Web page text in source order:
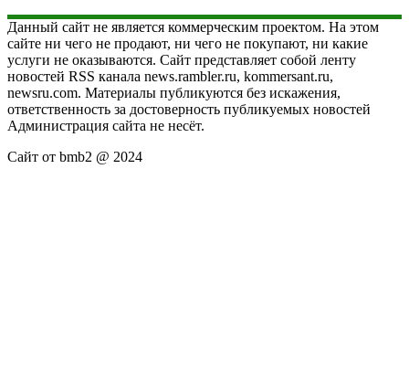
Данный сайт не является коммерческим проектом. На этом
сайте ни чего не продают, ни чего не покупают, ни какие
услуги не оказываются. Сайт представляет собой ленту
новостей RSS канала news.rambler.ru, kommersant.ru,
newsru.com. Материалы публикуются без искажения,
ответственность за достоверность публикуемых новостей
Администрация сайта не несёт.
Сайт от bmb2 @ 2024